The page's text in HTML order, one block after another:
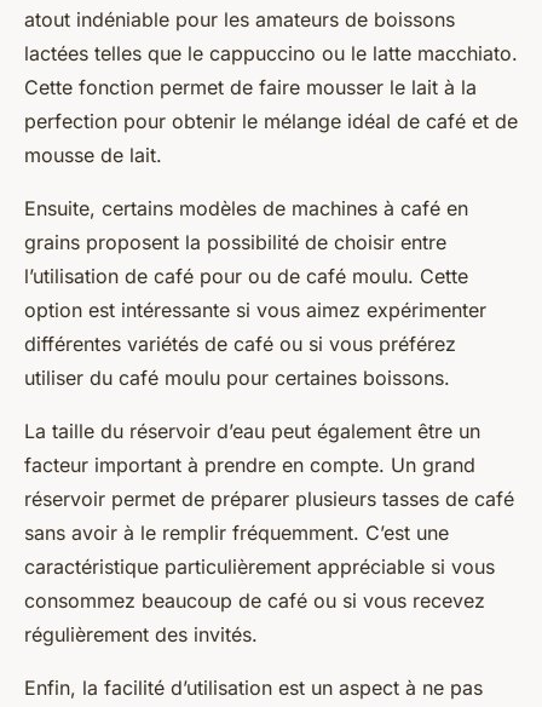
atout indéniable pour les amateurs de boissons
lactées telles que le cappuccino ou le latte macchiato.
Cette fonction permet de faire mousser le lait à la
perfection pour obtenir le mélange idéal de café et de
mousse de lait.
Ensuite, certains modèles de machines à café en
grains proposent la possibilité de choisir entre
l’utilisation de café pour ou de café moulu. Cette
option est intéressante si vous aimez expérimenter
différentes variétés de café ou si vous préférez
utiliser du café moulu pour certaines boissons.
La taille du réservoir d’eau peut également être un
facteur important à prendre en compte. Un grand
réservoir permet de préparer plusieurs tasses de café
sans avoir à le remplir fréquemment. C’est une
caractéristique particulièrement appréciable si vous
consommez beaucoup de café ou si vous recevez
régulièrement des invités.
Enfin, la facilité d’utilisation est un aspect à ne pas